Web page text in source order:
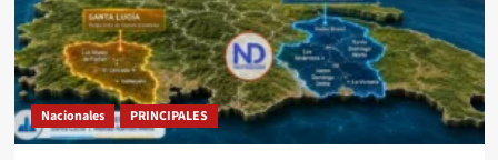
Nacionales PRINCIPALES